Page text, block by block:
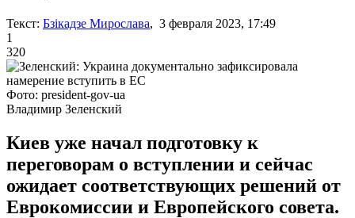
Текст: Бзікадзе Мирослава, 3 февраля 2023, 17:49
1
320
Фото: president-gov-ua
Владимир Зеленский
Киев уже начал подготовку к
переговорам о вступлении и сейчас
ожидает соответствующих решений от
Еврокомиссии и Европейского совета.